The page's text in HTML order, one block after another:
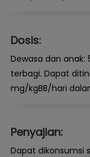
Dosis:
Dewasa dan
terbagi. Dapat
mg/kgBB/hari
Penyajian:
Dapat dikonsumsi